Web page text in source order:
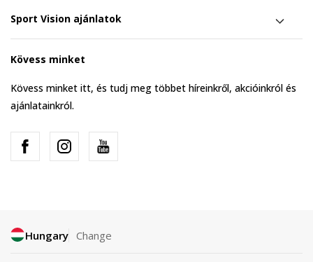
Sport Vision ajánlatok
Kövess minket
Kövess minket itt, és tudj meg többet híreinkről, akcióinkról és
ajánlatainkról.
Hungary Change